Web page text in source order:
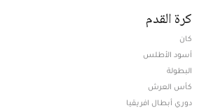
كرة القدم
كان
أسود الأطلس
البطولة
كأس العرش
دوري أبطال افريقيا